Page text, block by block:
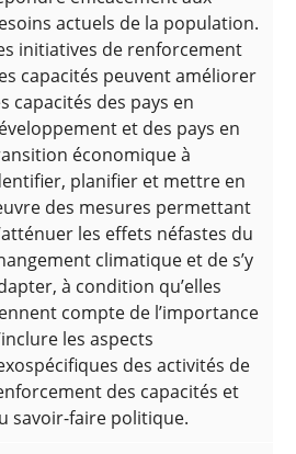
actuels de la population.
initiatives de renforcement
capacités peuvent améliorer
capacités des pays en
et des pays en
économique à
planifier et mettre en
des mesures permettant
les effets néfastes du
climatique et de s’y
à condition qu’elles
compte de l’importance
les aspects
des activités de
des capacités et
savoir-faire politique.